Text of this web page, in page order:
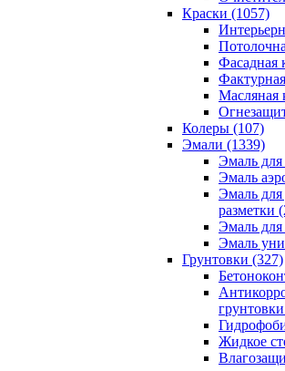
Краски (1057)
Фасадная
Масляная
Колеры (107)
Эмали (1339)
Эмаль для
Эмаль
Эмаль
разметки
Эмаль
Эмаль
Грунтовки (327)
Жидкое